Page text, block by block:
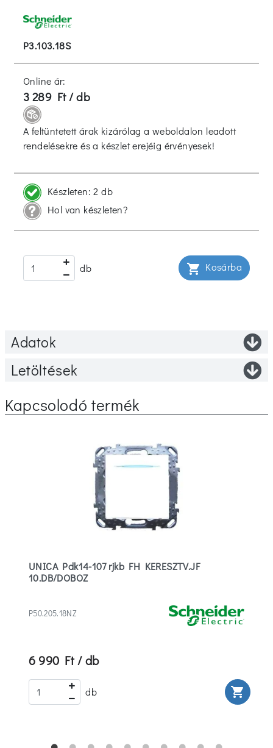
P3.103.18S
Online ár:
3 289 Ft / db
A feltüntetett árak kizárólag a weboldalon leadott
rendelésekre és a készlet erejéig érvényesek!
Készleten:2 db
Hol van készleten?
db shopping_cart Kosárba
Adatok
Letöltések
Kapcsolodó termék
UNICA Pdk14-107 rjkb FH KERESZTV.JF
10.DB/DOBOZ
P50.205.18NZ
6 990 Ft / db
db shopping_cart